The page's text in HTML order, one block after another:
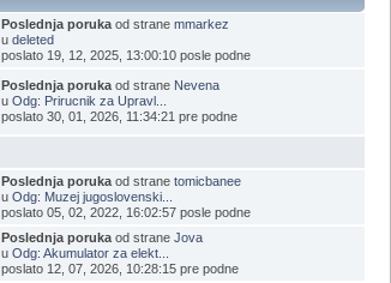
Poslednja poruka od stranemmarkez
udeleted
poslato 19, 12, 2025, 13:00:10 posle podne
Poslednja poruka od strane Nevena
uOdg: Prirucnik za Upravl...
poslato 30, 01, 2026, 11:34:21 pre podne
Poslednja poruka od stranetomicbanee
uOdg: Muzej jugoslovenski...
poslato 05, 02, 2022, 16:02:57 posle podne
Poslednja poruka od straneJova
uOdg: Akumulator za elekt...
poslato 12, 07, 2026, 10:28:15 pre podne